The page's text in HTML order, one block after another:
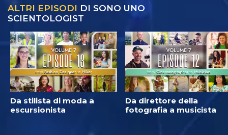
ALTRI EPISODI DI SONO UNO
SCIENTOLOGIST
Da stilista di moda a
escursionista
Da direttore della
fotografia a musicista